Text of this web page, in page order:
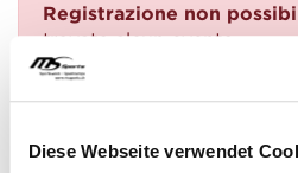
Diese Webseite verwendet
Registrazione non
trovato alcun evento.
DOMANDE?